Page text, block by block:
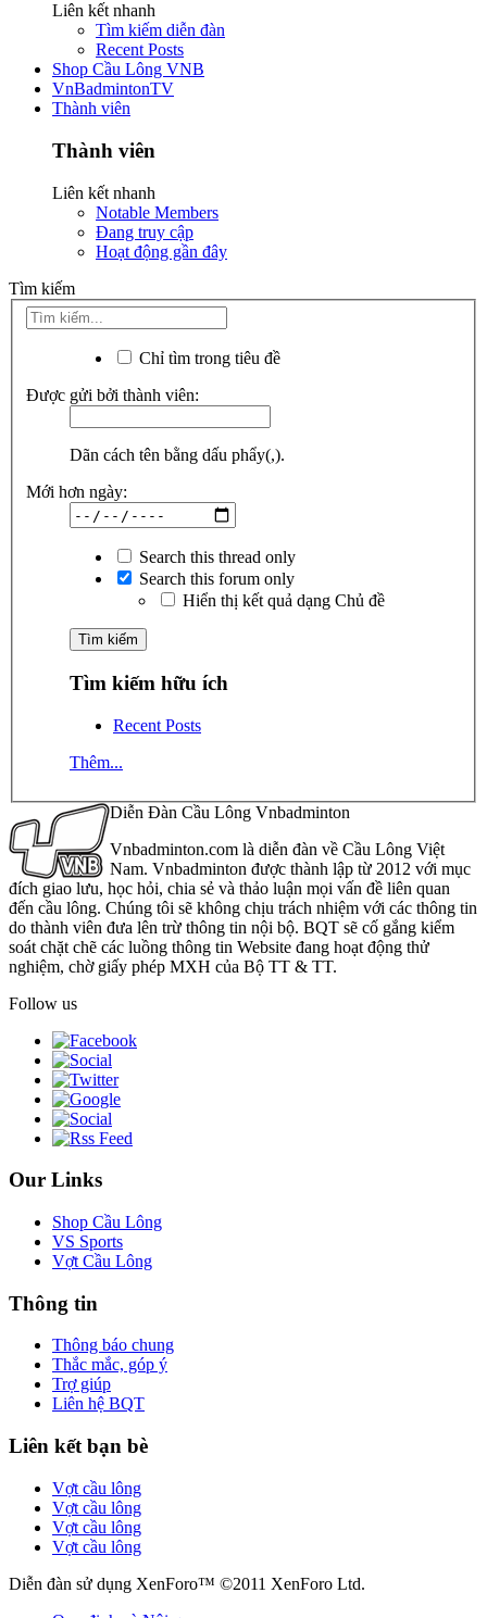
Liên kết nhanh
Tìm kiếm diễn đàn
Recent Posts
Shop Cầu Lông VNB
VnBadmintonTV
Thành viên
Thành viên
Liên kết nhanh
Notable Members
Đang truy cập
Hoạt động gần đây
Tìm kiếm
Chỉ tìm trong tiêu đề
Được gửi bởi thành viên:
Dãn cách tên bằng dấu phẩy(,).
Mới hơn ngày:
Search this thread only
Search this forum only
Hiển thị kết quả dạng Chủ đề
Tìm kiếm hữu ích
Recent Posts
Thêm...
Diễn Đàn Cầu Lông Vnbadminton
Vnbadminton.com là diễn đàn về Cầu Lông Việt
Nam. Vnbadminton được thành lập từ 2012 với mục
đích giao lưu, học hỏi, chia sẻ và thảo luận mọi vấn đề liên quan
đến cầu lông. Chúng tôi sẽ không chịu trách nhiệm với các thông tin
do thành viên đưa lên trừ thông tin nội bộ. BQT sẽ cố gắng kiểm
soát chặt chẽ các luồng thông tin Website đang hoạt động thử
nghiệm, chờ giấy phép MXH của Bộ TT & TT.
Follow us
Our Links
Shop Cầu Lông
VS Sports
Vợt Cầu Lông
Thông tin
Thông báo chung
Thắc mắc, góp ý
Trợ giúp
Liên hệ BQT
Liên kết bạn bè
Vợt cầu lông
Vợt cầu lông
Vợt cầu lông
Vợt cầu lông
Diễn đàn sử dụng XenForo™ ©2011 XenForo Ltd.